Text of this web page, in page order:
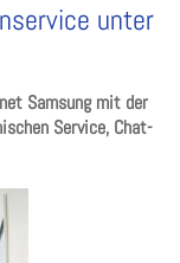
unter
Samsung mit der
Service, Chat-